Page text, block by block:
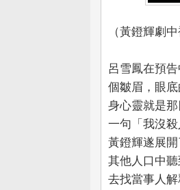
（黃鐙輝劇
呂雪鳳在預
個皺眉，眼
身心靈就是
一句「我沒
黃鐙輝遂展
其他人口中
去找當事人